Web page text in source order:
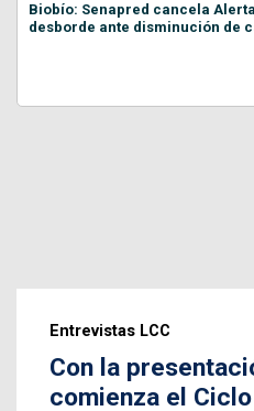
Biobío: Senapred cancela
desborde ante disminución de
Entrevistas LCC
Con la
comienza el